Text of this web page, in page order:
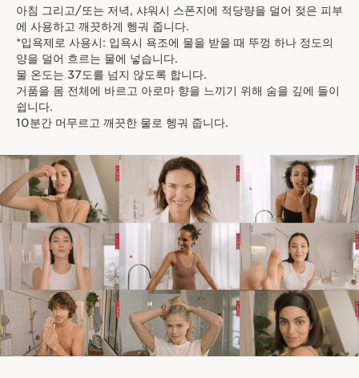
아침 그리고/또는 저녁, 샤워시 스폰지에 적당량을 덜어 젖은 피부
에 사용하고 깨끗하게 헹궈 줍니다.
*입욕제로 사용시: 입욕시 욕조에 물을 받을 때 뚜껑 하나 정도의
양을 덜어 흐르는 물에 넣습니다.
물 온도는 37도를 넘지 않도록 합니다.
거품을 몸 전체에 바르고 아로마 향을 느끼기 위해 숨을 깊에 들이
쉽니다.
10분간 머무르고 깨끗한 물로 헹궈 줍니다.